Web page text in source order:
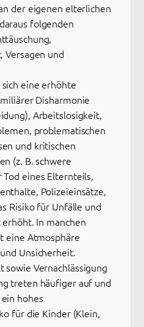
der eigenen elterlichen
folgenden
Versagen und
eine erhöhte
Disharmonie
Arbeitslosigkeit,
problematischen
und kritischen
(z. B. schwere
Tod eines Elternteils,
Polizeieinsätze,
Risiko für Unfälle und
In manchen
eine Atmosphäre
Unsicherheit.
sowie Vernachlässigung
treten häufiger auf und
hohes
für die Kinder (Klein,